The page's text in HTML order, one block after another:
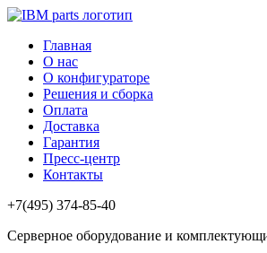
Главная
О нас
О конфигураторе
Решения и сборка
Оплата
Доставка
Гарантия
Пресс-центр
Контакты
+7(495) 374-85-40
Серверное оборудование и